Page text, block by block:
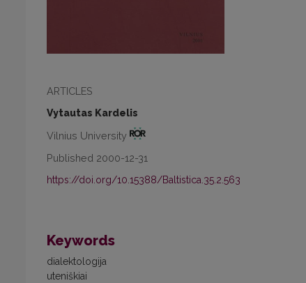
ARTICLES
Vytautas Kardelis
Vilnius University
Published 2000-12-31
https://doi.org/10.15388/Baltistica.35.2.563
Keywords
dialektologija
uteniškiai